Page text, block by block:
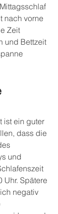
nach vorne
Zeit
und Bettzeit
ist ein guter
dass die
und
Uhr. Spätere
negativ